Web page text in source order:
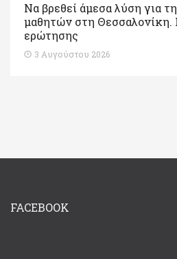
Να βρεθεί άμεσα λύση για
μαθητών στη Θεσσαλονίκη.
ερώτησης
3 Αυγούστου 2026
FACEBOOK